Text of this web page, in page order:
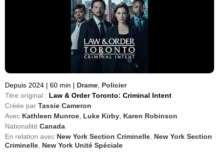
Depuis 2024 | 60 min | Drame Policier
Titre original : Law & Order Toronto: Criminal Intent
Créée par Tassie Cameron
Avec Kathleen Munroe Luke Kirby Karen Robinson
Nationalité Canada
En relation avec New York Section Criminelle New York Section
Criminelle New York Unité Spéciale